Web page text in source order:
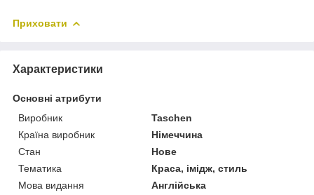
Приховати
Характеристики
Основні атрибути
Виробник
Taschen
Країна виробник
Німеччина
Стан
Нове
Тематика
Краса, імідж, стиль
Мова видання
Англійська